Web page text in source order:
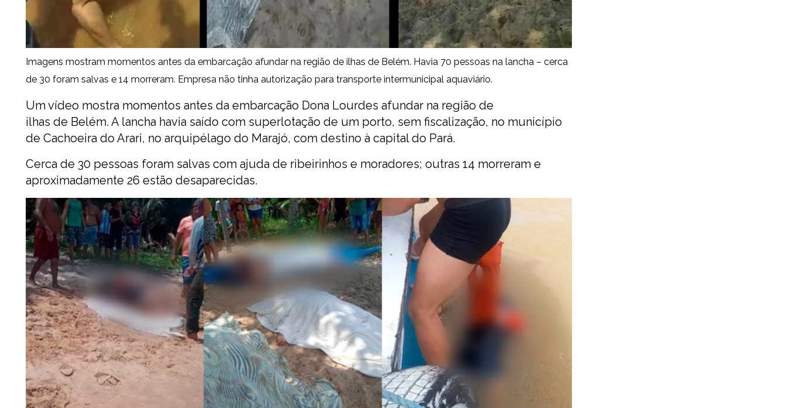
Imagens mostram momentos antes da embarcação afundar na região de ilhas de Belém. Havia 70 pessoas na lancha – cerca
de 30 foram salvas e 14 morreram. Empresa não tinha autorização para transporte intermunicipal aquaviário.
Um vídeo mostra momentos antes da embarcação Dona Lourdes afundar na região de
ilhas de Belém. A lancha havia saído com superlotação de um porto, sem fiscalização, no município
de Cachoeira do Arari, no arquipélago do Marajó, com destino à capital do Pará.
Cerca de 30 pessoas foram salvas com ajuda de ribeirinhos e moradores; outras 14 morreram e
aproximadamente 26 estão desaparecidas.